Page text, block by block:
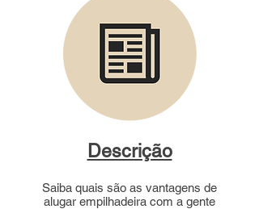
Descrição
Saiba quais são as vantagens de
alugar empilhadeira com a gente